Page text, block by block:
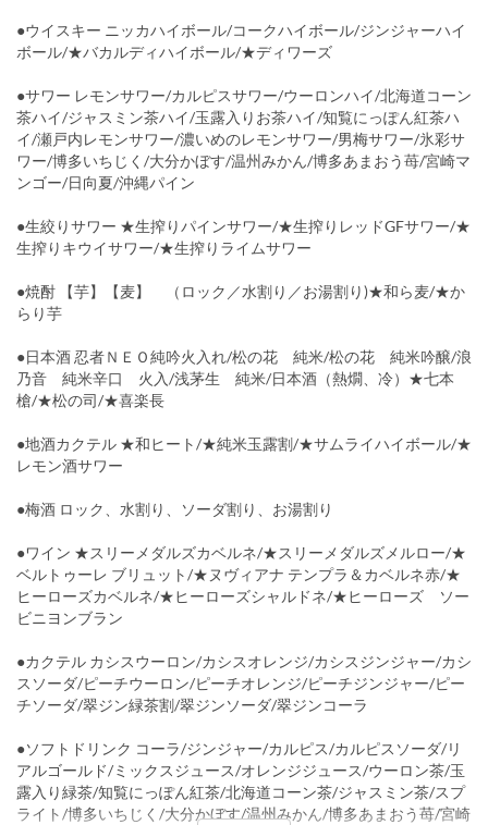
●ウイスキー ニッカハイボール/コークハイボール/ジンジャーハイ
ボール/★バカルディハイボール/★ディワーズ
●サワー レモンサワー/カルピスサワー/ウーロンハイ/北海道コーン
茶ハイ/ジャスミン茶ハイ/玉露入りお茶ハイ/知覧にっぽん紅茶ハ
イ/瀬戸内レモンサワー/濃いめのレモンサワー/男梅サワー/氷彩サ
ワー/博多いちじく/大分かぼす/温州みかん/博多あまおう苺/宮崎マ
ンゴー/日向夏/沖縄パイン
●生絞りサワー ★生搾りパインサワー/★生搾りレッドGFサワー/★
生搾りキウイサワー/★生搾りライムサワー
●焼酎 【芋】【麦】 （ロック／水割り／お湯割り)★和ら麦/★か
らり芋
●日本酒 忍者ＮＥＯ純吟火入れ/松の花 純米/松の花 純米吟醸/浪
乃音 純米辛口 火入/浅茅生 純米/日本酒（熱燗、冷）★七本
槍/★松の司/★喜楽長
●地酒カクテル ★和ヒート/★純米玉露割/★サムライハイボール/★
レモン酒サワー
●梅酒 ロック、水割り、ソーダ割り、お湯割り
●ワイン ★スリーメダルズカベルネ/★スリーメダルズメルロー/★
ベルトゥーレ ブリュット/★ヌヴィアナ テンプラ＆カベルネ赤/★
ヒーローズカベルネ/★ヒーローズシャルドネ/★ヒーローズ ソー
ビニヨンブラン
●カクテル カシスウーロン/カシスオレンジ/カシスジンジャー/カシ
スソーダ/ピーチウーロン/ピーチオレンジ/ピーチジンジャー/ピー
チソーダ/翠ジン緑茶割/翠ジンソーダ/翠ジンコーラ
●ソフトドリンク コーラ/ジンジャー/カルピス/カルピスソーダ/リ
アルゴールド/ミックスジュース/オレンジジュース/ウーロン茶/玉
露入り緑茶/知覧にっぽん紅茶/北海道コーン茶/ジャスミン茶/スプ
ライト/博多いちじく/大分かぼす/温州みかん/博多あまおう苺/宮崎